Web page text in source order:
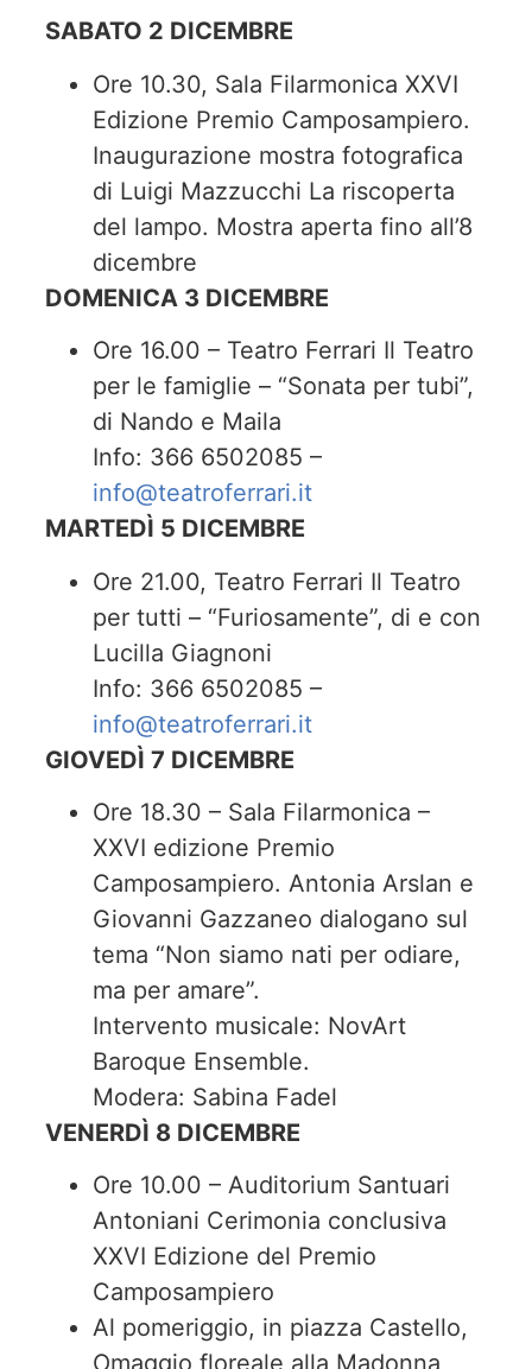
SABATO 2 DICEMBRE
Ore 10.30, Sala Filarmonica XXVI
Edizione Premio Camposampiero.
Inaugurazione mostra fotografica
di Luigi Mazzucchi La riscoperta
del lampo. Mostra aperta fino all’8
dicembre
DOMENICA 3 DICEMBRE
Ore 16.00 – Teatro Ferrari Il Teatro
per le famiglie – “Sonata per tubi”,
di Nando e Maila
Info: 366 6502085 –
info@teatroferrari.it
MARTEDÌ 5 DICEMBRE
Ore 21.00, Teatro Ferrari Il Teatro
per tutti – “Furiosamente”, di e con
Lucilla Giagnoni
Info: 366 6502085 –
info@teatroferrari.it
GIOVEDÌ 7 DICEMBRE
Ore 18.30 – Sala Filarmonica –
XXVI edizione Premio
Camposampiero. Antonia Arslan e
Giovanni Gazzaneo dialogano sul
tema “Non siamo nati per odiare,
ma per amare”.
Intervento musicale: NovArt
Baroque Ensemble.
Modera: Sabina Fadel
VENERDÌ 8 DICEMBRE
Ore 10.00 – Auditorium Santuari
Antoniani Cerimonia conclusiva
XXVI Edizione del Premio
Camposampiero
Al pomeriggio, in piazza Castello,